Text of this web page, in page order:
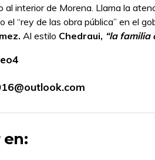
al interior de Morena. Llama la
el “rey de las obra pública” en el
Al estilo Chedraui, “la familia